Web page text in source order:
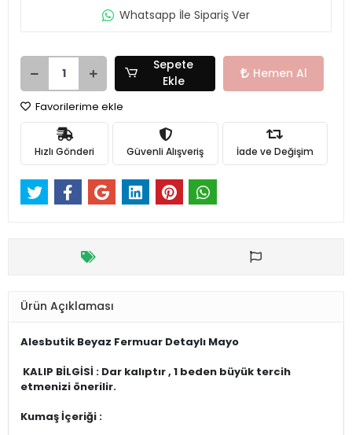
Whatsapp İle Sipariş Ver
Sepete
Ekle
Hemen Al
Favorilerime ekle
Hızlı Gönderi Güvenli Alışveriş İade ve Değişim
Ürün Açıklaması
Alesbutik Beyaz Fermuar Detaylı Mayo
KALIP BİLGİSİ : Dar kalıptır , 1 beden büyük tercih
etmenizi önerilir.
Kumaş İçeriği :